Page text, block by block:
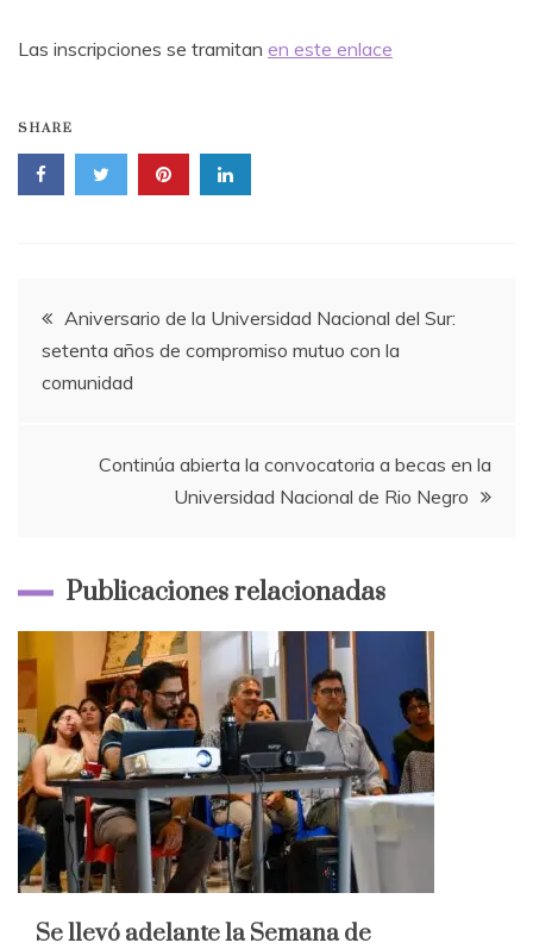
Las inscripciones se tramitan en este enlace
SHARE
Navegación
de
Aniversario de la Universidad Nacional del Sur:
setenta años de compromiso mutuo con la
comunidad
Continúa abierta la convocatoria a becas en la
Universidad Nacional de Rio Negro
Publicaciones relacionadas
Se llevó adelante la Semana de